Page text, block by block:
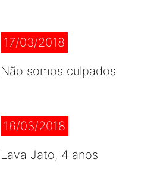
17/03/2018
Não somos culpados
16/03/2018
Lava Jato, 4 anos